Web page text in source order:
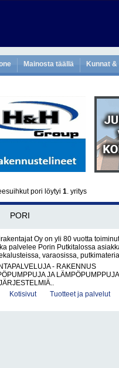
Mainosta täällä Kunnat
pori löytyi 1. yritys
PORI
Oy on yli 80 vuotta
palvelee Porin Putkitalossa
varaosissa,
- RAKENNUS
JA LÄMPÖPUMPPUJA
Kotisivut Tuotteet ja palvelut